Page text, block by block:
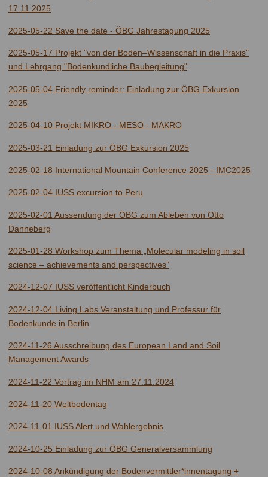
17.11.2025
2025-05-22 Save the date - ÖBG Jahrestagung 2025
2025-05-17 Projekt "von der Boden–Wissenschaft in die Praxis"
und Lehrgang "Bodenkundliche Baubegleitung"
2025-05-04 Friendly reminder: Einladung zur ÖBG Exkursion
2025
2025-04-10 Projekt MIKRO - MESO - MAKRO
2025-03-21 Einladung zur ÖBG Exkursion 2025
2025-02-18 International Mountain Conference 2025 - IMC2025
2025-02-04 IUSS excursion to Peru
2025-02-01 Aussendung der ÖBG zum Ableben von Otto
Danneberg
2025-01-28 Workshop zum Thema „Molecular modeling in soil
science – achievements and perspectives”
2024-12-07 IUSS veröffentlicht Kinderbuch
2024-12-04 Living Labs Veranstaltung und Professur für
Bodenkunde in Berlin
2024-11-26 Ausschreibung des European Land and Soil
Management Awards
2024-11-22 Vortrag im NHM am 27.11.2024
2024-11-20 Weltbodentag
2024-11-01 IUSS Alert und Wahlergebnis
2024-10-25 Einladung zur ÖBG Generalversammlung
2024-10-08 Ankündigung der Bodenvermittler*innentagung +